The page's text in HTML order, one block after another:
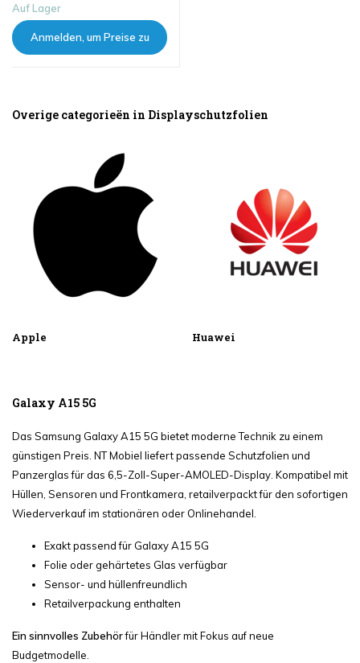
Auf Lager
Anmelden, um Preise zu
Overige categorieën in Displayschutzfolien
Apple Huawei
Galaxy A15 5G
Das Samsung Galaxy A15 5G bietet moderne Technik zu einem
günstigen Preis. NT Mobiel liefert passende Schutzfolien und
Panzerglas für das 6,5-Zoll-Super-AMOLED-Display. Kompatibel mit
Hüllen, Sensoren und Frontkamera, retailverpackt für den sofortigen
Wiederverkauf im stationären oder Onlinehandel.
Exakt passend für Galaxy A15 5G
Folie oder gehärtetes Glas verfügbar
Sensor- und hüllenfreundlich
Retailverpackung enthalten
Ein sinnvolles Zubehörfür Händler mit Fokus auf neue
Budgetmodelle.